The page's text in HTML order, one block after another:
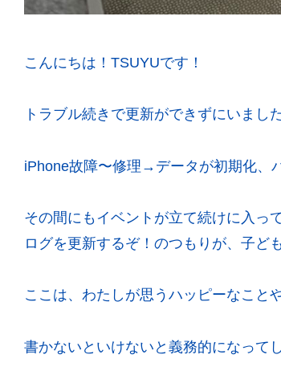
こんにちは！TSUYUです！
トラブル続きで更新ができずにいました
iPhone故障〜修理→データが初期化、
その間にもイベントが立て続けに入っ
ログを更新するぞ！のつもりが、子ど
ここは、わたしが思うハッピーなこと
書かないといけないと義務的になって